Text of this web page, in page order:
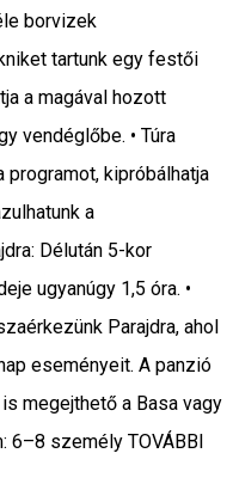
borvizek
tartunk egy festői
a magával hozott
vendéglőbe. • Túra
kipróbálhatja
a
Délután 5-kor
ugyanúgy 1,5 óra. •
Parajdra, ahol
eseményeit. A panzió
megejthető a Basa vagy
6–8 személy TOVÁBBI